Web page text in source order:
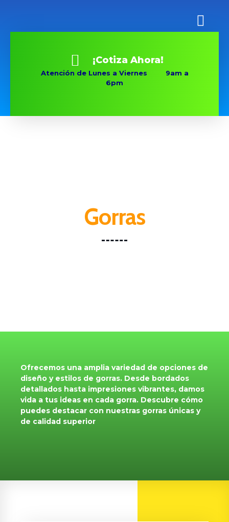
¡Cotiza Ahora!
Atención de Lunes a Viernes 9am a
6pm
Gorras
Ofrecemos una amplia variedad de opciones de
diseño y estilos de gorras. Desde bordados
detallados hasta impresiones vibrantes, damos
vida a tus ideas en cada gorra. Descubre cómo
puedes destacar con nuestras gorras únicas y
de calidad superior